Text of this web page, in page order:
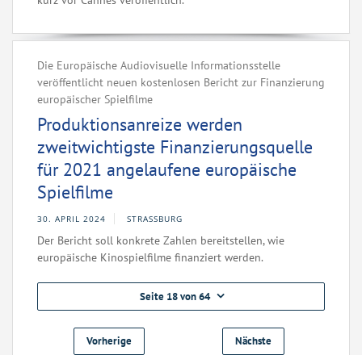
Die Europäische Audiovisuelle Informationsstelle
veröffentlicht neuen kostenlosen Bericht zur Finanzierung
europäischer Spielfilme
Produktionsanreize werden
zweitwichtigste Finanzierungsquelle
für 2021 angelaufene europäische
Spielfilme
30. APRIL 2024 STRASSBURG
Der Bericht soll konkrete Zahlen bereitstellen, wie
europäische Kinospielfilme finanziert werden.
Seite 18 von 64
Vorherige Nächste